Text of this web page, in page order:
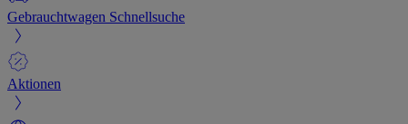
Gebrauchtwagen Schnellsuche
Aktionen